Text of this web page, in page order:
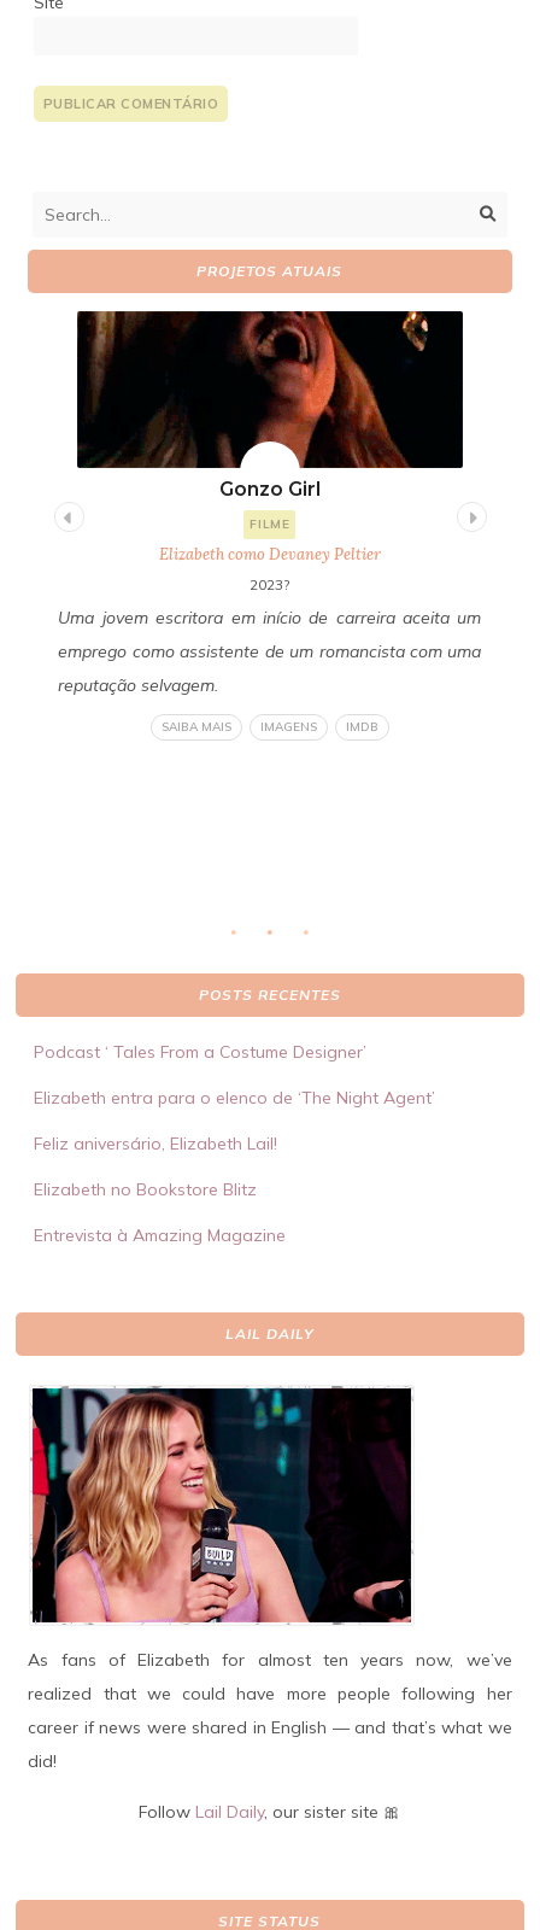
PROJETOS ATUAIS
Gonzo Girl
FILME
Elizabeth como Devaney Peltier
2023?
Uma jovem escritora em início de carreira aceita um
emprego como assistente de um romancista com uma
reputação selvagem.
SAIBA MAIS IMAGENS IMDB
POSTS RECENTES
Podcast ‘ Tales From a Costume Designer’
Elizabeth entra para o elenco de ‘The Night Agent’
Feliz aniversário, Elizabeth Lail!
Elizabeth no Bookstore Blitz
Entrevista à Amazing Magazine
LAIL DAILY
As fans of Elizabeth for almost ten years now, we’ve
realized that we could have more people following her
career if news were shared in English — and that’s what we
did!
Follow Lail Daily, our sister site 🎀
SITE STATUS